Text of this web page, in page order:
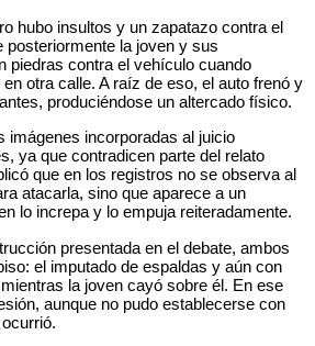
hubo insultos y un zapatazo contra el
posteriormente la joven y sus
piedras contra el vehículo cuando
otra calle. A raíz de eso, el auto frenó y
produciéndose un altercado físico.
imágenes incorporadas al juicio
ya que contradicen parte del relato
que en los registros no se observa al
atacarla, sino que aparece a un
lo increpa y lo empuja reiteradamente.
presentada en el debate, ambos
el imputado de espaldas y aún con
la joven cayó sobre él. En ese
aunque no pudo establecerse con